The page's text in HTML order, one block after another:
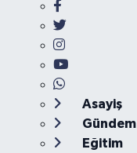
Asayiş
Gündem
Eğitim